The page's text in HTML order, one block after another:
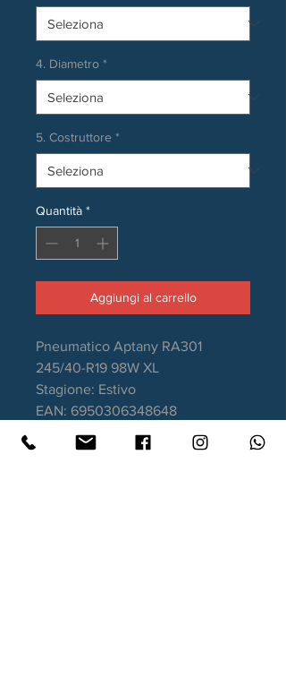
4. Diametro *
5. Costruttore *
Quantità *
Aggiungi al carrello
Pneumatico Aptany RA301
245/40-R19 98W XL
Stagione: Estivo
EAN: 6950306348648
Aderenza sul bagnato: B
Consumo carburante: C